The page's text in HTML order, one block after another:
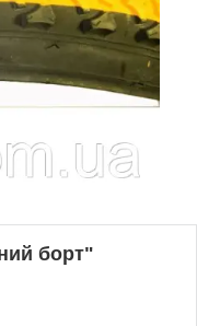
борт"